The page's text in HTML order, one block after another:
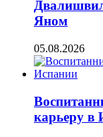
Яном
05.08.2026
карьеру в